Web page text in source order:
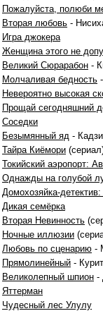
Пожалуйста, полюби
Вторая любовь -
Игра джокера
Женщина этого не
Великий Сюрарабон -
Молчаливая бедность
Невероятно высокая
Прощай сегодняшний
Соседки
Безымянный яд -
Тайра Киёмори
Токийский аэропорт:
Однажды на голубой
Домохозяйка-
Дикая семёрка
Вторая Невинность
Ночные иллюзии
Любовь по сценарию -
Прямолинейный -
Великолепный шпион -
Яттерман
Чудесный лес Улулу